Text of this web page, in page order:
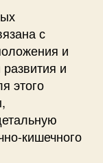
с
и
и
этого
кишечного